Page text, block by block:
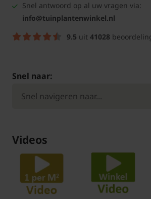
Snel antwoord op al uw vragen via:
info@tuinplantenwinkel.nl
9.5 uit 41028
Snel naar:
Videos